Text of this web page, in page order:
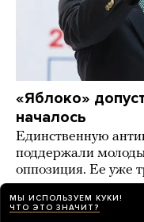
«Яблоко»
началось
Единственную
поддержали
оппозиция. Ее уже
НОВОСТИ 2 дня назад
МЫ ИСПОЛЬЗУЕМ КУКИ!
ЧТО ЭТО ЗНАЧИТ?